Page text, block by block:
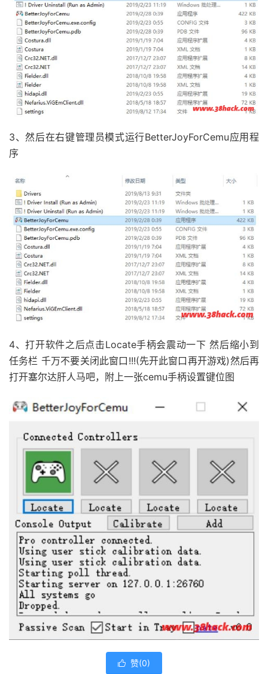
3、然后在右键管理员模式运行BetterJoyForCemu应用程
序
4、打开软件之后点击Locate手柄会震动一下 然后缩小到
任务栏 千万不要关闭此窗口!!!(先开此窗口再开游戏)然后再
打开塞尔达肝人马吧，附上一张cemu手柄设置键位图
 赞(0)